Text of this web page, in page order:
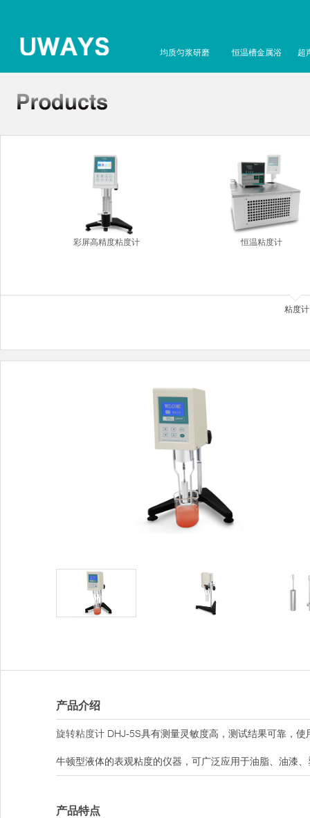
均质匀浆研磨 恒温槽金属浴 超
彩屏高精度粘度计 恒温粘度计
粘度计
产品介绍
旋转粘度计 DHJ-5S具有测量灵敏度高，测试结果可靠，
牛顿型液体的表观粘度的仪器，可广泛应用于油脂、油漆
产品特点